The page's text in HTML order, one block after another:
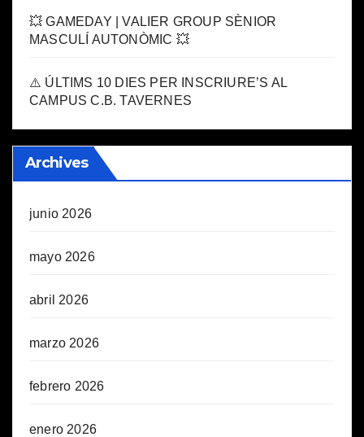
💥 GAMEDAY | VALIER GROUP SÈNIOR
MASCULÍ AUTONÒMIC 💥
⚠️ ÚLTIMS 10 DIES PER INSCRIURE’S AL
CAMPUS C.B. TAVERNES
Archives
junio 2026
mayo 2026
abril 2026
marzo 2026
febrero 2026
enero 2026